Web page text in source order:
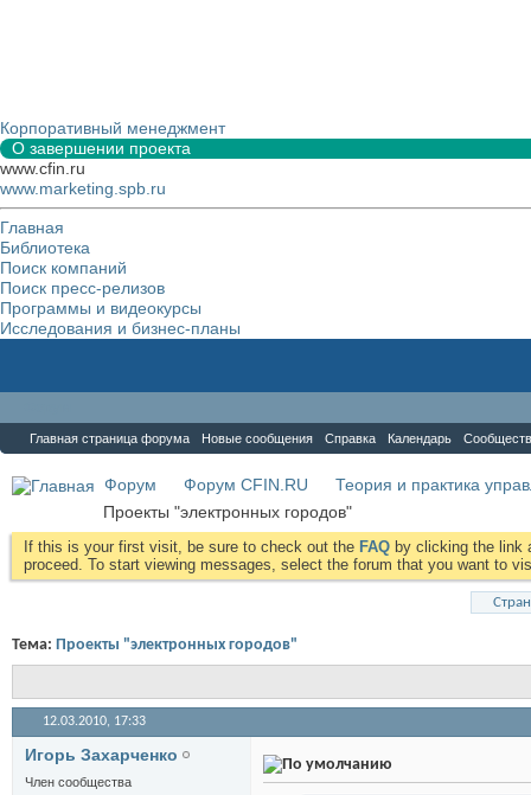
Корпоративный менеджмент
О завершении проекта
www.cfin.ru
www.marketing.spb.ru
Главная
Библиотека
Поиск компаний
Поиск пресс-релизов
Программы и видеокурсы
Исследования и бизнес-планы
Главная страница форума Новые сообщения Справка Календарь
Форум Форум CFIN.RU
Теория и практика
Проекты "электронных городов"
If this is your first visit, be sure to check out the FAQ by clicking the link
proceed. To start viewing messages, select the forum that you want to
Тема: Проекты "электронных городов"
12.03.2010, 17:33
Игорь Захарченко
Член сообщества